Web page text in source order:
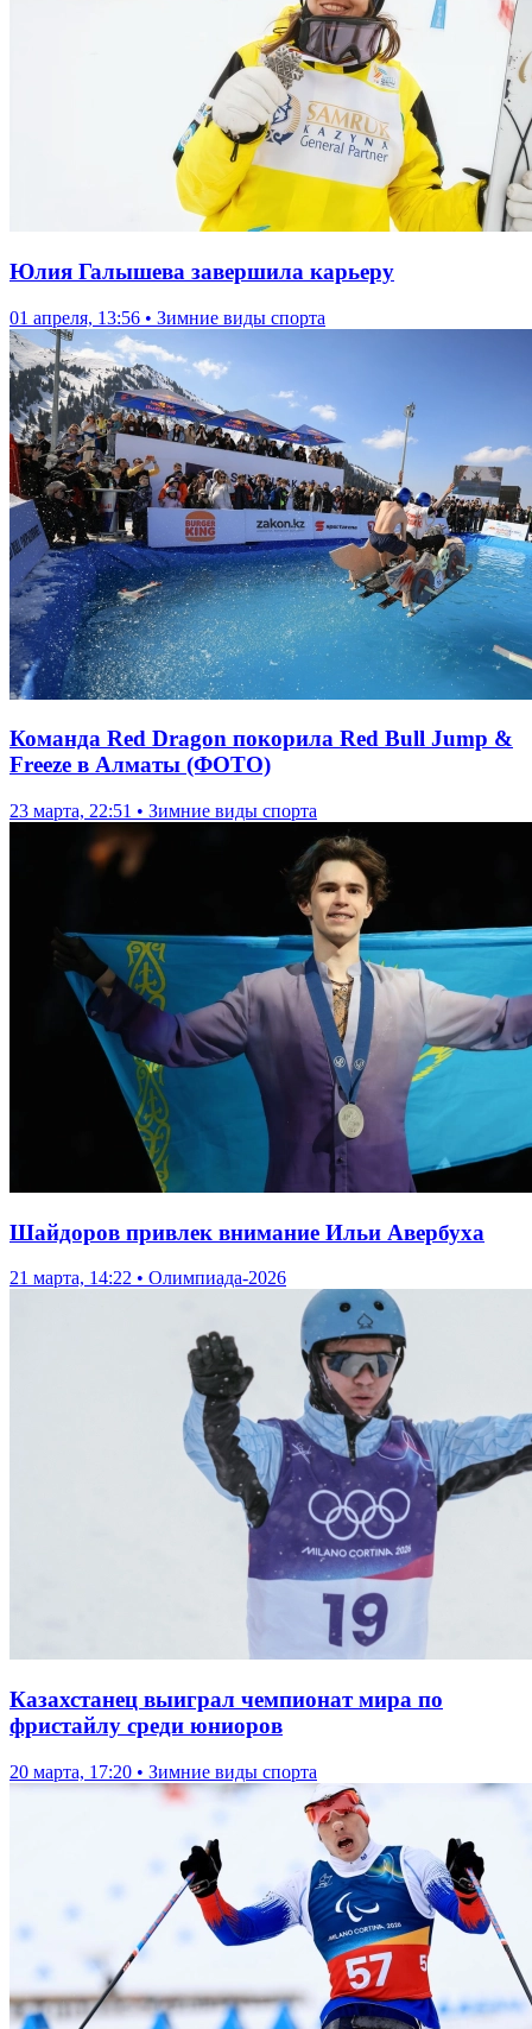
Юлия Галышева завершила карьеру
01 апреля, 13:56 • Зимние виды спорта
Команда Red Dragon покорила Red Bull Jump &
Freeze в Алматы (ФОТО)
23 марта, 22:51 • Зимние виды спорта
Шайдоров привлек внимание Ильи Авербуха
21 марта, 14:22 • Олимпиада-2026
Казахстанец выиграл чемпионат мира по
фристайлу среди юниоров
20 марта, 17:20 • Зимние виды спорта